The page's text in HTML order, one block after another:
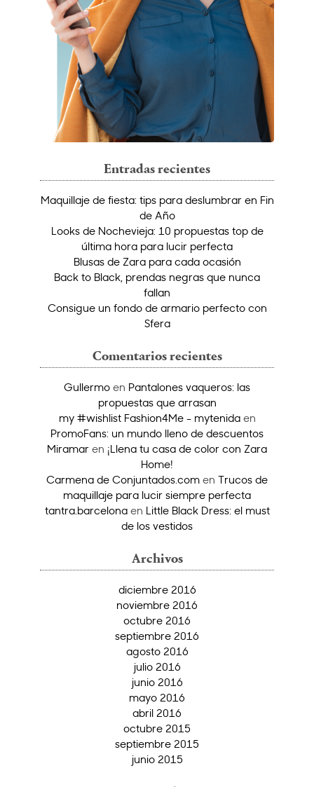
Entradas recientes
Maquillaje de fiesta: tips para deslumbrar en Fin
de Año
Looks de Nochevieja: 10 propuestas top de
última hora para lucir perfecta
Blusas de Zara para cada ocasión
Back to Black, prendas negras que nunca
fallan
Consigue un fondo de armario perfecto con
Sfera
Comentarios recientes
Gullermo en Pantalones vaqueros: las
propuestas que arrasan
my #wishlist Fashion4Me - mytenidaen
PromoFans: un mundo lleno de descuentos
Miramar en ¡Llena tu casa de color con Zara
Home!
Carmena de Conjuntados.com en Trucos de
maquillaje para lucir siempre perfecta
tantra.barcelonaen Little Black Dress: el must
de los vestidos
Archivos
diciembre 2016
noviembre 2016
octubre 2016
septiembre 2016
agosto 2016
julio 2016
junio 2016
mayo 2016
abril 2016
octubre 2015
septiembre 2015
junio 2015